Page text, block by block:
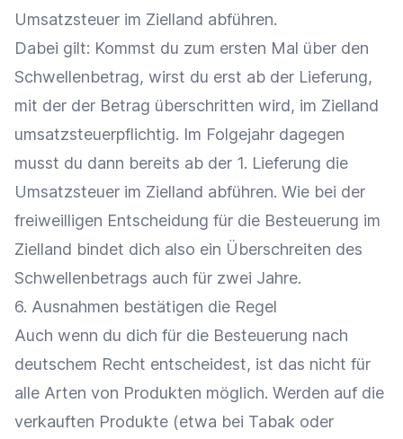
Umsatzsteuer im Zielland abführen.
Dabei gilt: Kommst du zum ersten Mal über den
Schwellenbetrag, wirst du erst ab der Lieferung,
mit der der Betrag überschritten wird, im Zielland
umsatzsteuerpflichtig. Im Folgejahr dagegen
musst du dann bereits ab der 1. Lieferung die
Umsatzsteuer im Zielland abführen. Wie bei der
freiweilligen Entscheidung für die Besteuerung im
Zielland bindet dich also ein Überschreiten des
Schwellenbetrags auch für zwei Jahre.
6. Ausnahmen bestätigen die Regel
Auch wenn du dich für die Besteuerung nach
deutschem Recht entscheidest, ist das nicht für
alle Arten von Produkten möglich. Werden auf die
verkauften Produkte (etwa bei Tabak oder